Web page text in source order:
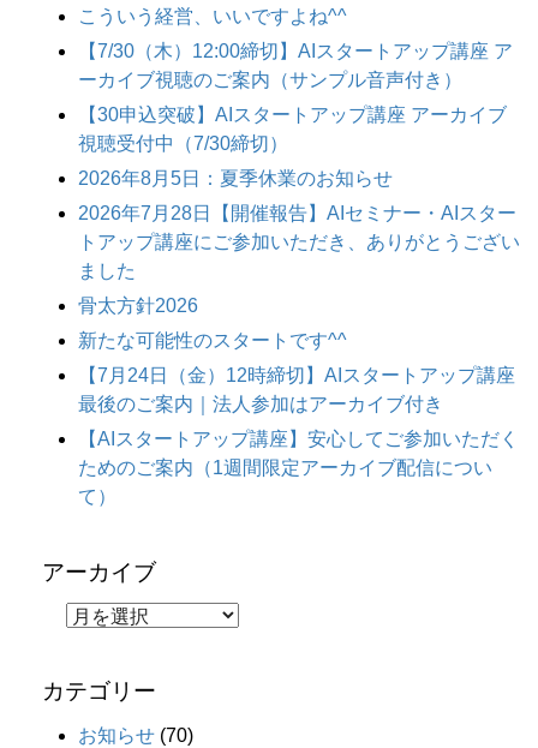
こういう経営、いいですよね^^
【7/30（木）12:00締切】AIスタートアップ講座 ア
ーカイブ視聴のご案内（サンプル音声付き）
【30申込突破】AIスタートアップ講座 アーカイブ
視聴受付中（7/30締切）
2026年8月5日：夏季休業のお知らせ
2026年7月28日【開催報告】AIセミナー・AIスター
トアップ講座にご参加いただき、ありがとうござい
ました
骨太方針2026
新たな可能性のスタートです^^
【7月24日（金）12時締切】AIスタートアップ講座
最後のご案内｜法人参加はアーカイブ付き
【AIスタートアップ講座】安心してご参加いただく
ためのご案内（1週間限定アーカイブ配信につい
て）
アーカイブ
カテゴリー
お知らせ (70)